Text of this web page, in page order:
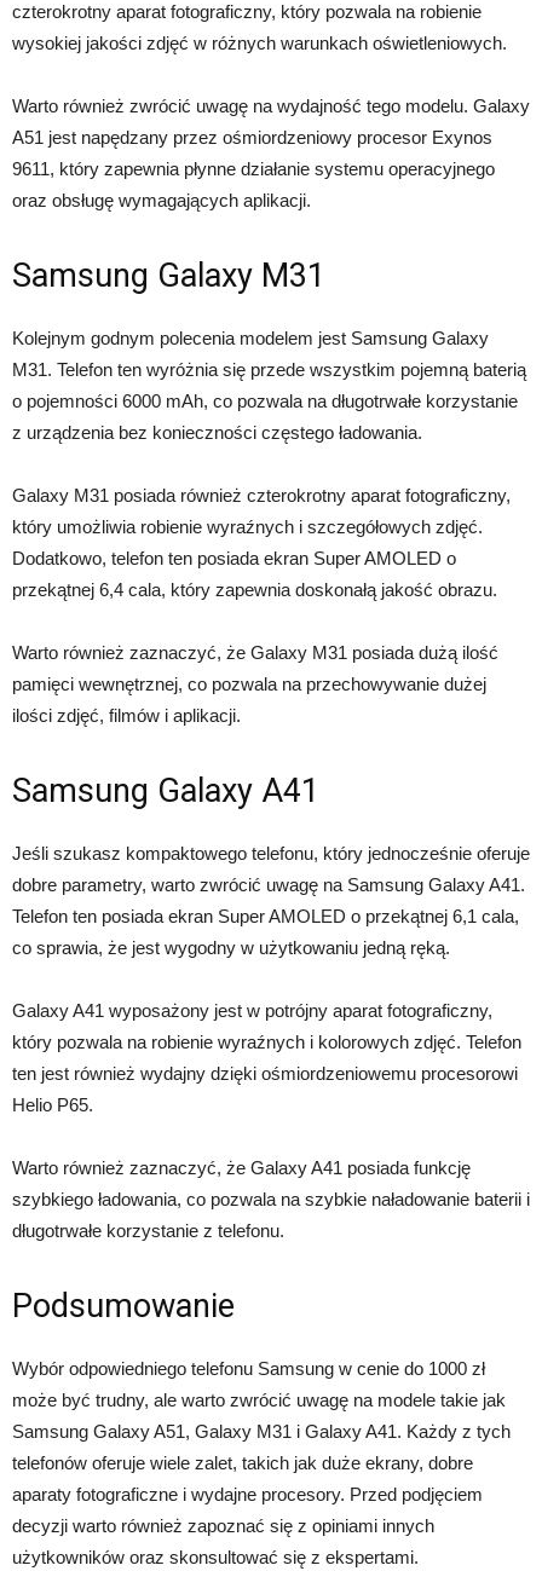
czterokrotny aparat fotograficzny, który pozwala na robienie
wysokiej jakości zdjęć w różnych warunkach oświetleniowych.
Warto również zwrócić uwagę na wydajność tego modelu. Galaxy
A51 jest napędzany przez ośmiordzeniowy procesor Exynos
9611, który zapewnia płynne działanie systemu operacyjnego
oraz obsługę wymagających aplikacji.
Samsung Galaxy M31
Kolejnym godnym polecenia modelem jest Samsung Galaxy
M31. Telefon ten wyróżnia się przede wszystkim pojemną baterią
o pojemności 6000 mAh, co pozwala na długotrwałe korzystanie
z urządzenia bez konieczności częstego ładowania.
Galaxy M31 posiada również czterokrotny aparat fotograficzny,
który umożliwia robienie wyraźnych i szczegółowych zdjęć.
Dodatkowo, telefon ten posiada ekran Super AMOLED o
przekątnej 6,4 cala, który zapewnia doskonałą jakość obrazu.
Warto również zaznaczyć, że Galaxy M31 posiada dużą ilość
pamięci wewnętrznej, co pozwala na przechowywanie dużej
ilości zdjęć, filmów i aplikacji.
Samsung Galaxy A41
Jeśli szukasz kompaktowego telefonu, który jednocześnie oferuje
dobre parametry, warto zwrócić uwagę na Samsung Galaxy A41.
Telefon ten posiada ekran Super AMOLED o przekątnej 6,1 cala,
co sprawia, że jest wygodny w użytkowaniu jedną ręką.
Galaxy A41 wyposażony jest w potrójny aparat fotograficzny,
który pozwala na robienie wyraźnych i kolorowych zdjęć. Telefon
ten jest również wydajny dzięki ośmiordzeniowemu procesorowi
Helio P65.
Warto również zaznaczyć, że Galaxy A41 posiada funkcję
szybkiego ładowania, co pozwala na szybkie naładowanie baterii i
długotrwałe korzystanie z telefonu.
Podsumowanie
Wybór odpowiedniego telefonu Samsung w cenie do 1000 zł
może być trudny, ale warto zwrócić uwagę na modele takie jak
Samsung Galaxy A51, Galaxy M31 i Galaxy A41. Każdy z tych
telefonów oferuje wiele zalet, takich jak duże ekrany, dobre
aparaty fotograficzne i wydajne procesory. Przed podjęciem
decyzji warto również zapoznać się z opiniami innych
użytkowników oraz skonsultować się z ekspertami.